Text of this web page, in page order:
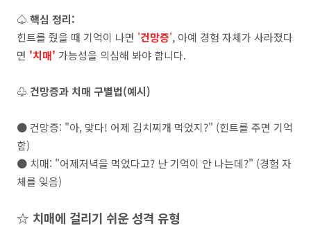
♤ 핵심 정리:
힌트를 줬을 때 기억이 나면 '건망증', 아예 경험 자체가 사라졌다
면 '치매' 가능성을 의심해 봐야 합니다.
♧ 건망증과 치매 구별법(예시)
● 건망증: "아, 맞다! 어제 김치찌개 먹었지?" (힌트를 주면 기억
함)
● 치매: "어제저녁을 먹었다고? 난 기억이 안 나는데?" (경험 자
체를 잊음)
☆ 치매에 걸리기 쉬운 성격 유형